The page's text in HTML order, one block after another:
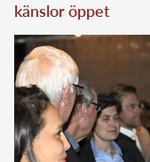
känslor öppet